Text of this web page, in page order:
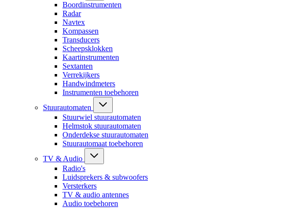
Boordinstrumenten
Radar
Navtex
Kompassen
Transducers
Scheepsklokken
Kaartinstrumenten
Sextanten
Verrekijkers
Handwindmeters
Instrumenten toebehoren
Stuurautomaten
Stuurwiel stuurautomaten
Helmstok stuurautomaten
Onderdekse stuurautomaten
Stuurautomaat toebehoren
TV & Audio
Radio's
Luidsprekers & subwoofers
Versterkers
TV & audio antennes
Audio toebehoren